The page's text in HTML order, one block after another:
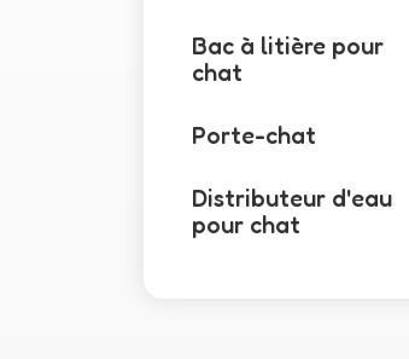
Bac à litière pour
chat
Porte-chat
Distributeur d'eau
pour chat